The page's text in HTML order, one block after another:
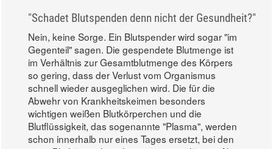
"Schadet Blutspenden denn nicht der Gesundheit?"
Nein, keine Sorge. Ein Blutspender wird sogar "im
Gegenteil" sagen. Die gespendete Blutmenge ist
im Verhältnis zur Gesamtblutmenge des Körpers
so gering, dass der Verlust vom Organismus
schnell wieder ausgeglichen wird. Die für die
Abwehr von Krankheitskeimen besonders
wichtigen weißen Blutkörperchen und die
Blutflüssigkeit, das sogenannte "Plasma", werden
schon innerhalb nur eines Tages ersetzt, bei den